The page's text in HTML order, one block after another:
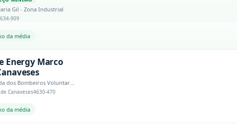
Gil - Zona Industrial
909
da média
Energy Marco
Avenida dos Bombeiros Voluntarios de Marco de Canaveses
Canaveses4630-470
da média